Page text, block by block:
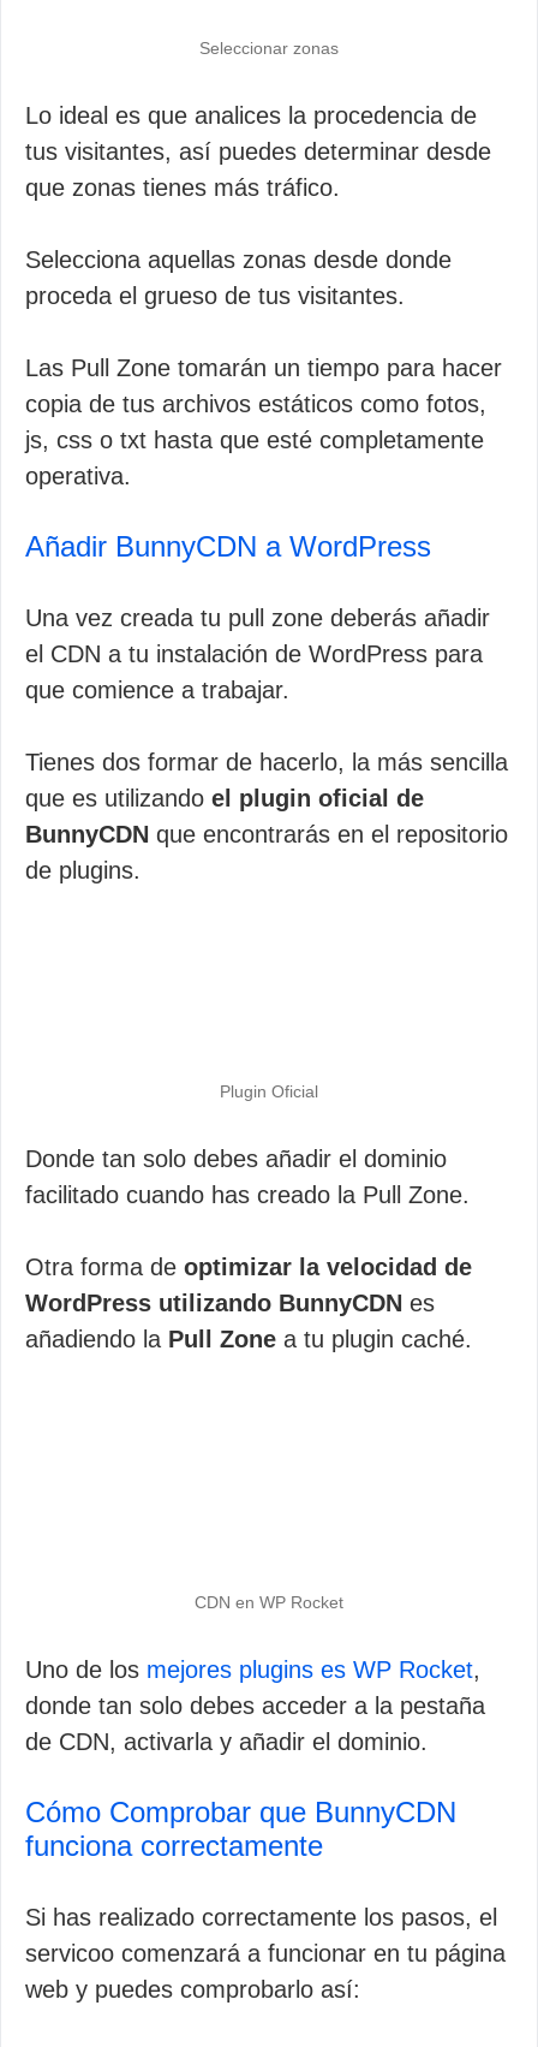
Seleccionar zonas
Lo ideal es que analices la procedencia de
tus visitantes, así puedes determinar desde
que zonas tienes más tráfico.
Selecciona aquellas zonas desde donde
proceda el grueso de tus visitantes.
Las Pull Zone tomarán un tiempo para hacer
copia de tus archivos estáticos como fotos,
js, css o txt hasta que esté completamente
operativa.
Añadir BunnyCDN a WordPress
Una vez creada tu pull zone deberás añadir
el CDN a tu instalación de WordPress para
que comience a trabajar.
Tienes dos formar de hacerlo, la más sencilla
que es utilizando el plugin oficial de
BunnyCDN que encontrarás en el repositorio
de plugins.
Plugin Oficial
Donde tan solo debes añadir el dominio
facilitado cuando has creado la Pull Zone.
Otra forma de optimizar la velocidad de
WordPress utilizando BunnyCDN es
añadiendo la Pull Zone a tu plugin caché.
CDN en WP Rocket
Uno de los mejores plugins es WP Rocket,
donde tan solo debes acceder a la pestaña
de CDN, activarla y añadir el dominio.
Cómo Comprobar que BunnyCDN
funciona correctamente
Si has realizado correctamente los pasos, el
servicoo comenzará a funcionar en tu página
web y puedes comprobarlo así: